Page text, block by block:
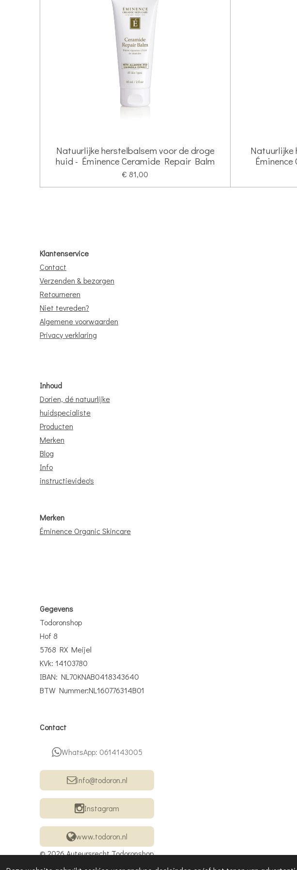
Natuurlijke herstelbalsem voor de droge
huid - Éminence Ceramide Repair Balm
€ 81,00
Natuurlijke
Klantenservice
Contact
Verzenden & bezorgen
Retourneren
Niet tevreden?
Algemene voorwaarden
Privacy verklaring
Inhoud
Dorien, dé natuurlijke
huidspecialiste
Producten
Merken
Blog
Info
instructievideo's
Merken
Éminence Organic Skincare
Gegevens
Todoronshop
Hof 8
5768 RX Meijel
KVk: 14103780
IBAN: NL70KNAB0418343640
BTW Nummer:NL160776314B01
Contact
WhatsApp: 0614143005
info@todoron.nl
Instagram
www.todoron.nl
© 2026 Auteursrecht Todoronshop